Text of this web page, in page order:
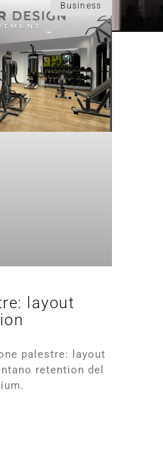
Business
layout
palestre: layout
retention del